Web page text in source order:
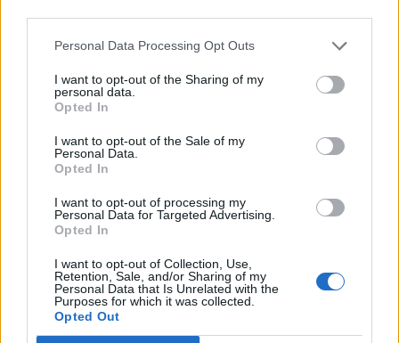
Personal Data Processing Opt Outs
I want to opt-out of the Sharing of my
personal data.
Opted In
I want to opt-out of the Sale of my
Personal Data.
Opted In
I want to opt-out of processing my
Personal Data for Targeted Advertising.
Opted In
I want to opt-out of Collection, Use,
Retention, Sale, and/or Sharing of my
Personal Data that Is Unrelated with the
Purposes for which it was collected.
Opted Out
Jász-Nagykun-Szolnok
Figyelem! Zivatar alakulhat ki. Elsődleges veszélyforrást a
villámlás jelent, emellett esetenként szélerősödés, jégeső
előfordulhat!
A napi középhőmérséklet 29 °C felett alakulhat.
Figyelem! Zivatar alakulhat ki. Elsődleges veszélyforrást a
előfordulhat!
A napi középhőmérséklet 29 °C felett alakulhat.